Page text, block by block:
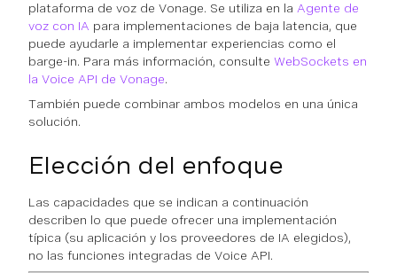
plataforma de voz de Vonage. Se utiliza en la Agente de
voz con IA para implementaciones de baja latencia, que
puede ayudarle a implementar experiencias como el
barge-in. Para más información, consulte WebSockets en
la Voice API de Vonage.
También puede combinar ambos modelos en una única
solución.
Elección del enfoque
Las capacidades que se indican a continuación
describen lo que puede ofrecer una implementación
típica (su aplicación y los proveedores de IA elegidos),
no las funciones integradas de Voice API.